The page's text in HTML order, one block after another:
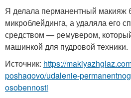
Я делала перманентный макияж
микроблейдинга, а удаляла его
средством — ремувером,
машинкой для пудровой техники.
Источник: https://
poshagovo/udalenie-
osobennosti